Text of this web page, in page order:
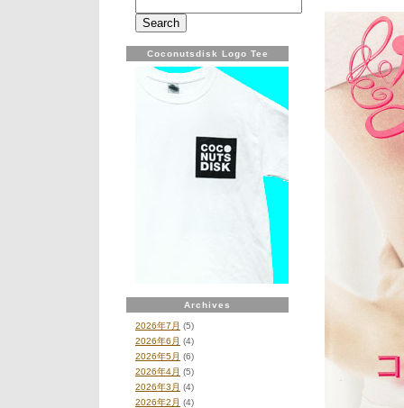
for:
Coconutsdisk Logo Tee
Archives
2026年7月 (5)
2026年6月 (4)
2026年5月 (6)
2026年4月 (5)
2026年3月 (4)
2026年2月 (4)